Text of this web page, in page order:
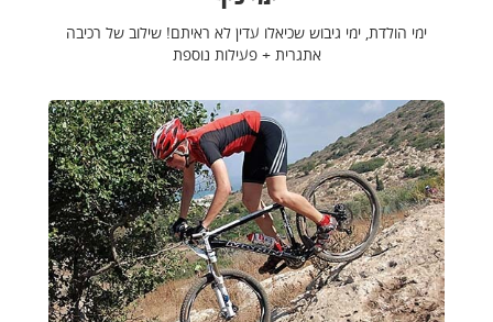
ימי הולדת, ימי גיבוש שכיאלו עדין לא ראיתם! שילוב של רכיבה
אתגרית + פעילות נוספת